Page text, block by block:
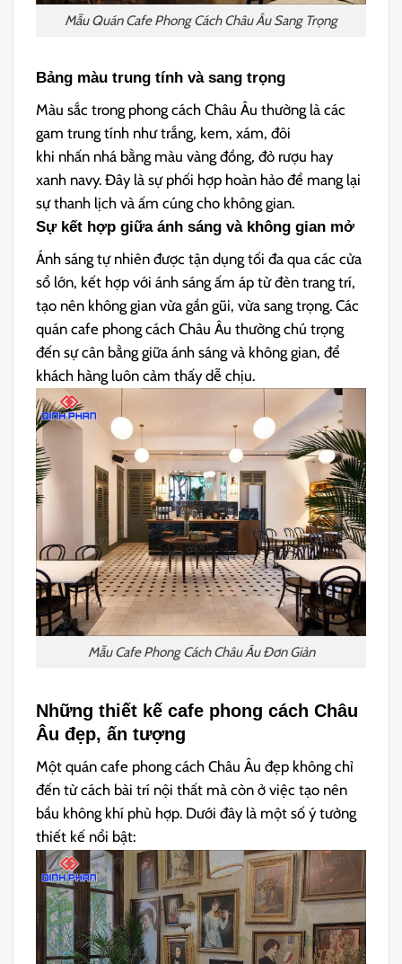
Mẫu Quán Cafe Phong Cách Châu Âu Sang Trọng
Bảng màu trung tính và sang trọng
Màu sắc trong phong cách Châu Âu thường là các
gam trung tính như trắng, kem, xám, đôi
khi nhấn nhá bằng màu vàng đồng, đỏ rượu hay
xanh navy. Đây là sự phối hợp hoàn hảo để mang lại
sự thanh lịch và ấm cúng cho không gian.
Sự kết hợp giữa ánh sáng và không gian mở
Ánh sáng tự nhiên được tận dụng tối đa qua các cửa
sổ lớn, kết hợp với ánh sáng ấm áp từ đèn trang trí,
tạo nên không gian vừa gần gũi, vừa sang trọng. Các
quán cafe phong cách Châu Âu thường chú trọng
đến sự cân bằng giữa ánh sáng và không gian, để
khách hàng luôn cảm thấy dễ chịu.
Mẫu Cafe Phong Cách Châu Âu Đơn Giản
Những thiết kế cafe phong cách Châu
Âu đẹp, ấn tượng
Một quán cafe phong cách Châu Âu đẹp không chỉ
đến từ cách bài trí nội thất mà còn ở việc tạo nên
bầu không khí phù hợp. Dưới đây là một số ý tưởng
thiết kế nổi bật: